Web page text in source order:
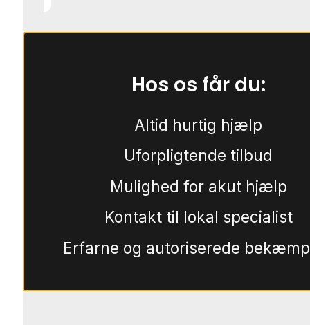
Hos os får du:
Altid hurtig hjælp
Uforpligtende tilbud
Mulighed for akut hjælp
Kontakt til lokal specialist
Erfarne og autoriserede